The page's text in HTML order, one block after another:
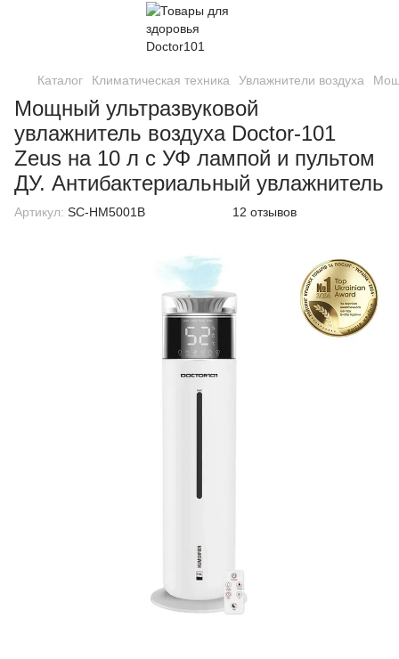
Каталог Климатическая техника Увлажнители воздуха
Мощный ультразвуковой
увлажнитель воздуха Doctor-101
Zeus на 10 л с УФ лампой и пультом
ДУ. Антибактериальный увлажнитель
Артикул: SC-HM5001B 12 отзывов